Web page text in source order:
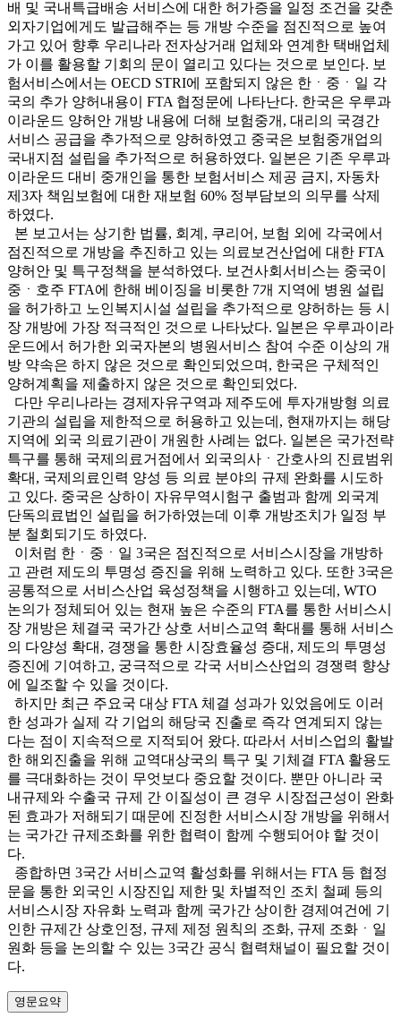
배 및 국내특급배송 서비스에 대한 허가증을 일정 조건을 갖춘
외자기업에게도 발급해주는 등 개방 수준을 점진적으로 높여
가고 있어 향후 우리나라 전자상거래 업체와 연계한 택배업체
가 이를 활용할 기회의 문이 열리고 있다는 것으로 보인다. 보
험서비스에서는 OECD STRI에 포함되지 않은 한ㆍ중ㆍ일 각
국의 추가 양허내용이 FTA 협정문에 나타난다. 한국은 우루과
이라운드 양허안 개방 내용에 더해 보험중개, 대리의 국경간
서비스 공급을 추가적으로 양허하였고 중국은 보험중개업의
국내지점 설립을 추가적으로 허용하였다. 일본은 기존 우루과
이라운드 대비 중개인을 통한 보험서비스 제공 금지, 자동차
제3자 책임보험에 대한 재보험 60% 정부담보의 의무를 삭제
하였다.
본 보고서는 상기한 법률, 회계, 쿠리어, 보험 외에 각국에서
점진적으로 개방을 추진하고 있는 의료보건산업에 대한 FTA
양허안 및 특구정책을 분석하였다. 보건사회서비스는 중국이
중ㆍ호주 FTA에 한해 베이징을 비롯한 7개 지역에 병원 설립
을 허가하고 노인복지시설 설립을 추가적으로 양허하는 등 시
장 개방에 가장 적극적인 것으로 나타났다. 일본은 우루과이라
운드에서 허가한 외국자본의 병원서비스 참여 수준 이상의 개
방 약속은 하지 않은 것으로 확인되었으며, 한국은 구체적인
양허계획을 제출하지 않은 것으로 확인되었다.
다만 우리나라는 경제자유구역과 제주도에 투자개방형 의료
기관의 설립을 제한적으로 허용하고 있는데, 현재까지는 해당
지역에 외국 의료기관이 개원한 사례는 없다. 일본은 국가전략
특구를 통해 국제의료거점에서 외국의사ㆍ간호사의 진료범위
확대, 국제의료인력 양성 등 의료 분야의 규제 완화를 시도하
고 있다. 중국은 상하이 자유무역시험구 출범과 함께 외국계
단독의료법인 설립을 허가하였는데 이후 개방조치가 일정 부
분 철회되기도 하였다.
이처럼 한ㆍ중ㆍ일 3국은 점진적으로 서비스시장을 개방하
고 관련 제도의 투명성 증진을 위해 노력하고 있다. 또한 3국은
공통적으로 서비스산업 육성정책을 시행하고 있는데, WTO
논의가 정체되어 있는 현재 높은 수준의 FTA를 통한 서비스시
장 개방은 체결국 국가간 상호 서비스교역 확대를 통해 서비스
의 다양성 확대, 경쟁을 통한 시장효율성 증대, 제도의 투명성
증진에 기여하고, 궁극적으로 각국 서비스산업의 경쟁력 향상
에 일조할 수 있을 것이다.
하지만 최근 주요국 대상 FTA 체결 성과가 있었음에도 이러
한 성과가 실제 각 기업의 해당국 진출로 즉각 연계되지 않는
다는 점이 지속적으로 지적되어 왔다. 따라서 서비스업의 활발
한 해외진출을 위해 교역대상국의 특구 및 기체결 FTA 활용도
를 극대화하는 것이 무엇보다 중요할 것이다. 뿐만 아니라 국
내규제와 수출국 규제 간 이질성이 큰 경우 시장접근성이 완화
된 효과가 저해되기 때문에 진정한 서비스시장 개방을 위해서
는 국가간 규제조화를 위한 협력이 함께 수행되어야 할 것이
다.
종합하면 3국간 서비스교역 활성화를 위해서는 FTA 등 협정
문을 통한 외국인 시장진입 제한 및 차별적인 조치 철폐 등의
서비스시장 자유화 노력과 함께 국가간 상이한 경제여건에 기
인한 규제간 상호인정, 규제 제정 원칙의 조화, 규제 조화ㆍ일
원화 등을 논의할 수 있는 3국간 공식 협력채널이 필요할 것이
다.
영문요약